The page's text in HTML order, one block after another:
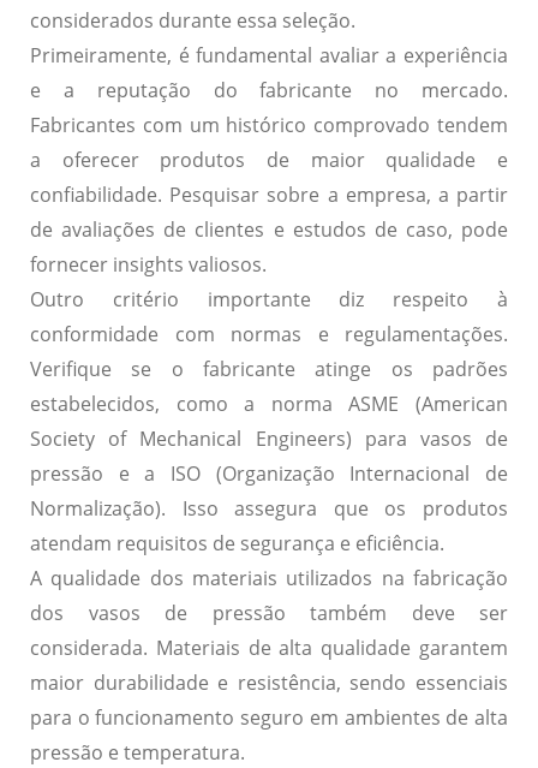
considerados durante essa seleção.
Primeiramente, é fundamental avaliar a experiência
e a reputação do fabricante no mercado.
Fabricantes com um histórico comprovado tendem
a oferecer produtos de maior qualidade e
confiabilidade. Pesquisar sobre a empresa, a partir
de avaliações de clientes e estudos de caso, pode
fornecer insights valiosos.
Outro critério importante diz respeito à
conformidade com normas e regulamentações.
Verifique se o fabricante atinge os padrões
estabelecidos, como a norma ASME (American
Society of Mechanical Engineers) para vasos de
pressão e a ISO (Organização Internacional de
Normalização). Isso assegura que os produtos
atendam requisitos de segurança e eficiência.
A qualidade dos materiais utilizados na fabricação
dos vasos de pressão também deve ser
considerada. Materiais de alta qualidade garantem
maior durabilidade e resistência, sendo essenciais
para o funcionamento seguro em ambientes de alta
pressão e temperatura.